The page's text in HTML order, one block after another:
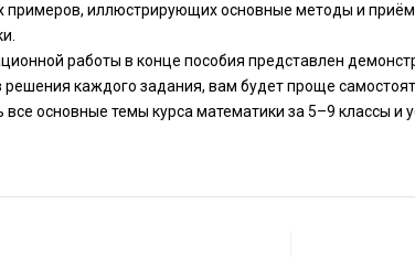
примеров, иллюстрирующих основные методы и
работы в конце пособия представлен
решения каждого задания, вам будет проще
основные темы курса математики за 5–9 классы и